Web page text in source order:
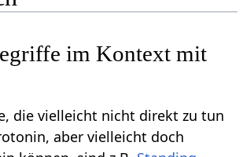
im Kontext mit
die vielleicht nicht direkt zu tun
doch